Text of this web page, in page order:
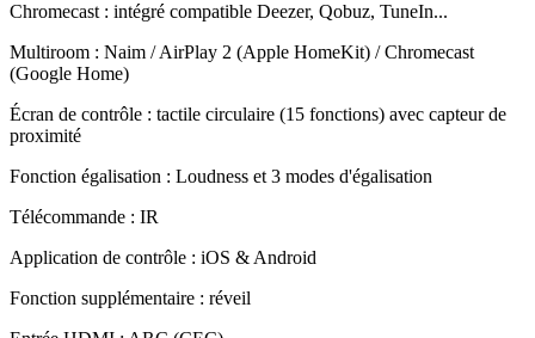
Chromecast : intégré compatible Deezer, Qobuz, TuneIn...
Multiroom : Naim / AirPlay 2 (Apple HomeKit) / Chromecast
(Google Home)
Écran de contrôle : tactile circulaire (15 fonctions) avec capteur de
proximité
Fonction égalisation : Loudness et 3 modes d'égalisation
Télécommande : IR
Application de contrôle : iOS & Android
Fonction supplémentaire : réveil